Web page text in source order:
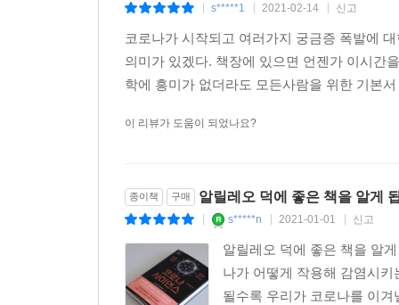
s*****1 2021-02-14 신고
코로나가 시작되고 여러가지 궁금증 폭발에
의미가 있겠다. 책장에 있으면 언젠가 이시간
학에 흥미가 없더라도 모든사람을 위한 기본
이 리뷰가 도움이 되었나요?
종이책 구매 알릴레오 덕에 좋은 책을 알게
s*****n 2021-01-01 신고
알릴레오 덕에 좋은 책을 알
나가 어떻게 작용해 감염시
될수록 우리가 코로나를 이